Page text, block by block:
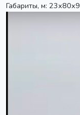
Габариты, м: 23х80х9